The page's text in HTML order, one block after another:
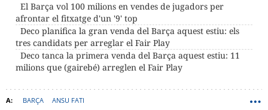
El Barça vol 100 milions en vendes de jugadors per
afrontar el fitxatge d'un '9' top
Deco planifica la gran venda del Barça aquest estiu: els
tres candidats per arreglar el Fair Play
Deco tanca la primera venda del Barça aquest estiu: 11
milions que (gairebé) arreglen el Fair Play
BARÇA ANSU FATI